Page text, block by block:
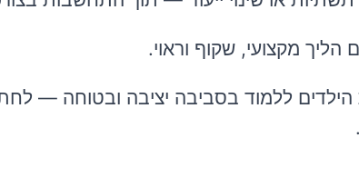
מקצועי, שקוף וראוי.
הילדים ללמוד בסביבה יציבה ובטוחה —